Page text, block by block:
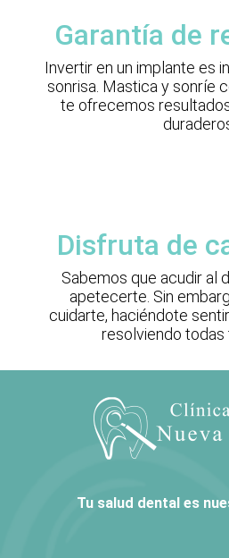
Garantía de
Invertir en un implante es
sonrisa. Mastica y sonríe
te ofrecemos
Disfruta de
Sabemos que acudir al
apetecerte. Sin
cuidarte, haciéndote
resolviendo todas
Tu salud dental es